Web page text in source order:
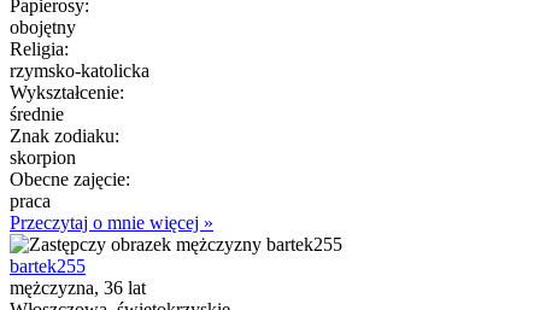
Papierosy:
obojętny
Religia:
rzymsko-katolicka
Wykształcenie:
średnie
Znak zodiaku:
skorpion
Obecne zajęcie:
praca
Przeczytaj o mnie więcej »
bartek255
mężczyzna, 36 lat